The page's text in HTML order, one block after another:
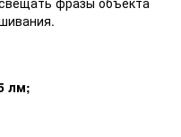
лм;